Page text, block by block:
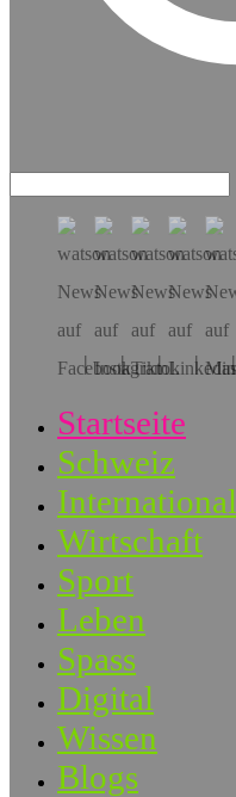
Startseite
Schweiz
International
Wirtschaft
Sport
Leben
Spass
Digital
Wissen
Blogs